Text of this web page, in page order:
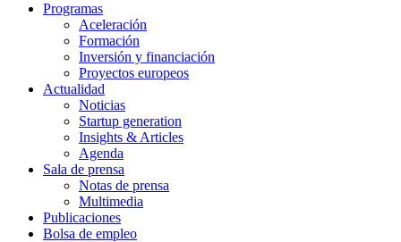
Programas
Aceleración
Formación
Inversión y financiación
Proyectos europeos
Actualidad
Noticias
Startup generation
Insights & Articles
Agenda
Sala de prensa
Notas de prensa
Multimedia
Publicaciones
Bolsa de empleo